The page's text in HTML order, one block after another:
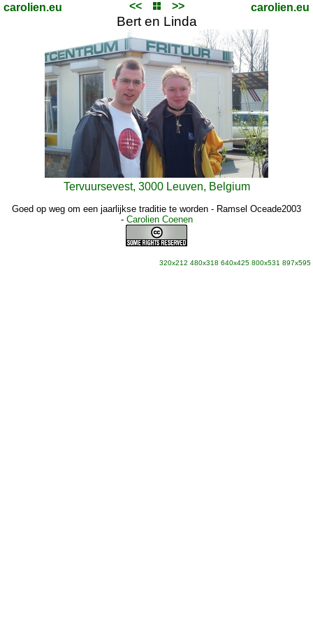
carolien.eu << >> carolien.eu
Bert en Linda
Tervuursevest, 3000 Leuven, Belgium
Goed op weg om een jaarlijkse traditie te worden - Ramsel Oceade2003
- Carolien Coenen
320x212 480x318 640x425 800x531 897x595